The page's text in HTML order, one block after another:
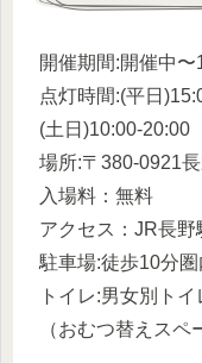
開催期間:開催中
点灯時間:(平日
(土日)10:00-20:00
場所:〒380-0921
入場料：無料
アクセス：JR長
駐車場:徒歩10分
トイレ:男女別ト
（おむつ替えスペ